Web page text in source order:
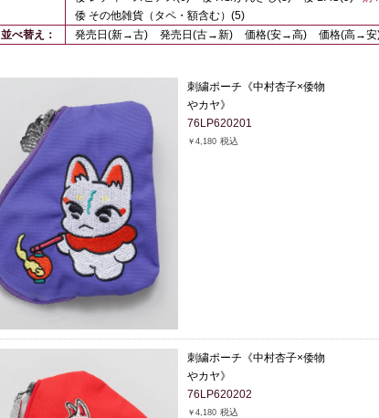
倭 その他雑貨（タペ・額含む）(5)
並べ替え：
発売日(新→古) 発売日(古→新) 価格(安→高) 価格(高→安
刺繍ポーチ《中村杏子×倭物
やカヤ》
76LP620201
￥4,180 税込
刺繍ポーチ《中村杏子×倭物
やカヤ》
76LP620202
￥4,180 税込